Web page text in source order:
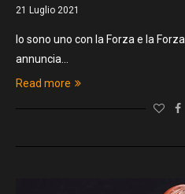
21 Luglio 2021
Io sono uno con la Forza e la
annuncia…
Read more